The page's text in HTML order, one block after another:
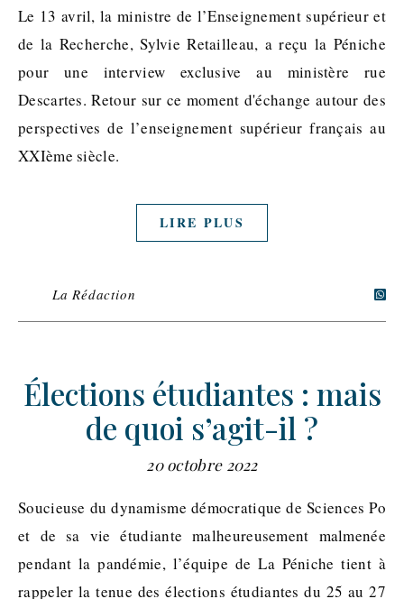
Le 13 avril, la ministre de l’Enseignement supérieur et
de la Recherche, Sylvie Retailleau, a reçu la Péniche
pour une interview exclusive au ministère rue
Descartes. Retour sur ce moment d'échange autour des
perspectives de l’enseignement supérieur français au
XXIème siècle.
LIRE PLUS
La Rédaction
Élections étudiantes : mais
de quoi s’agit-il ?
20 octobre 2022
Soucieuse du dynamisme démocratique de Sciences Po
et de sa vie étudiante malheureusement malmenée
pendant la pandémie, l’équipe de La Péniche tient à
rappeler la tenue des élections étudiantes du 25 au 27